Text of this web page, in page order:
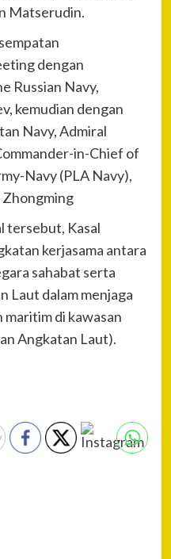
Matserudin.
dengan
Russian Navy,
kemudian dengan
Navy, Admiral
in-Chief of
Navy (PLA Navy),
Zhongming
tersebut, Kasal
kerjasama antara
sahabat serta
Laut dalam menjaga
maritim di kawasan
Angkatan Laut).